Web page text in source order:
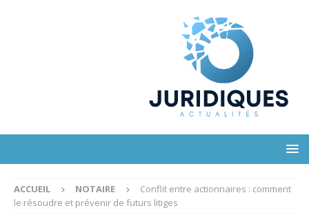
ACCUEIL NOTAIRE
Conflit entre actionnaires : comment
le résoudre et prévenir de futurs litiges